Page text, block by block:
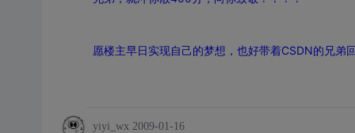
愿楼主早日实现自己的梦想，也好带着CSDN的兄弟
yiyi_wx 2009-01-16